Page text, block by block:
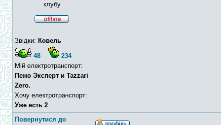
клубу
Звідки: Ковель
48
234
Мій електротранспорт:
Пежо Эксперт и Tazzari
Zero.
Хочу електротранспорт:
Уже есть 2
Повернутися до